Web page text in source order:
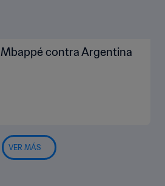
contra Argentina
VER MÁS